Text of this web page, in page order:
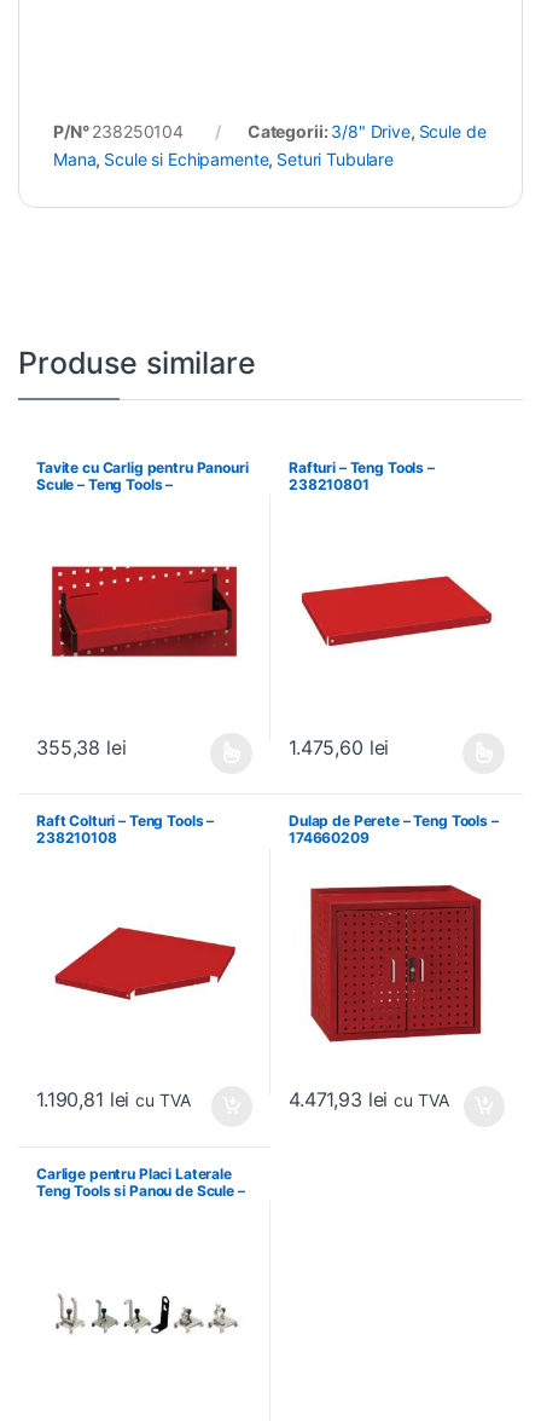
P/N°238250104 Categorii: 3/8" Drive, Scule de
Mana, Scule si Echipamente, Seturi Tubulare
Produse similare
Tavite cu Carlig pentru Panouri
Scule – Teng Tools –
355,38 lei
Rafturi – Teng Tools –
238210801
1.475,60 lei
Raft Colturi – Teng Tools –
238210108
1.190,81 lei cu TVA
Dulap de Perete – Teng Tools –
174660209
4.471,93 lei cu TVA
Carlige pentru Placi Laterale
Teng Tools si Panou de Scule –